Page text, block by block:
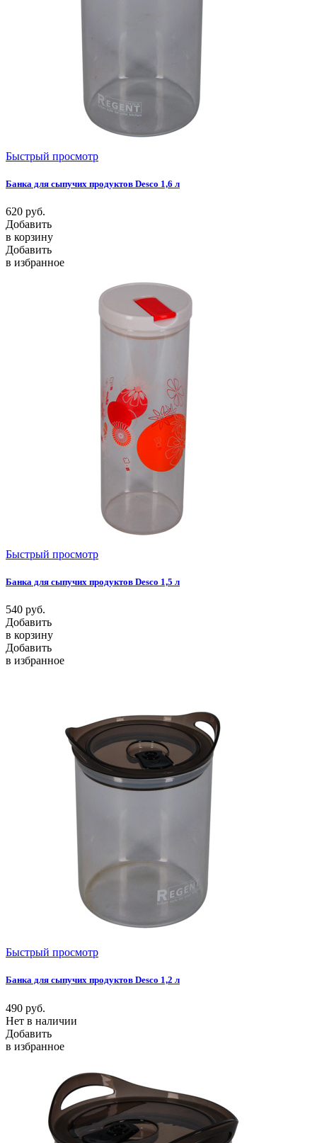
Быстрый просмотр
Банка для сыпучих продуктов Desco 1,6 л
620 руб.
Добавить
в корзину
Добавить
в избранное
Быстрый просмотр
Банка для сыпучих продуктов Desco 1,5 л
540 руб.
Добавить
в корзину
Добавить
в избранное
Быстрый просмотр
Банка для сыпучих продуктов Desco 1,2 л
490 руб.
Нет в наличии
Добавить
в избранное